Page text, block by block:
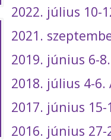
2022. július 10-
2021.
2019. június 6-
2018. július 4-
2017. június
2016. június 27-